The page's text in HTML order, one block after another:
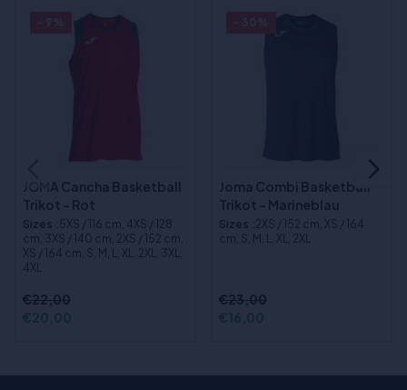
JOMA Cancha Basketball
Trikot - Rot
Sizes :5XS / 116 cm, 4XS / 128
cm, 3XS / 140 cm, 2XS / 152 cm,
XS / 164 cm, S, M, L, XL, 2XL, 3XL,
4XL
€22,00
€20,00
Joma Combi Basketball
Trikot - Marineblau
Sizes :2XS / 152 cm, XS / 164
cm, S, M, L, XL, 2XL
€23,00
€16,00